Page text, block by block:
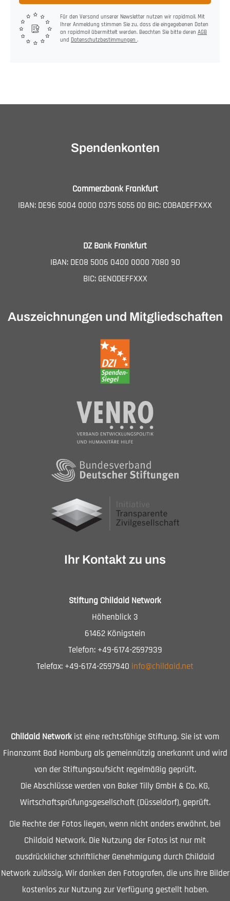
Für den Versand unserer Newsletter nutzen wir rapidmail. Mit
Ihrer Anmeldung stimmen Sie zu, dass die eingegebenen Daten
an rapidmail übermittelt werden. Beachten Sie bitte deren AGB
und Datenschutzbestimmungen .
Spendenkonten
Commerzbank Frankfurt
IBAN: DE96 5004 0000 0375 5055 00 BIC: COBADEFFXXX
DZ Bank Frankfurt
IBAN: DE08 5006 0400 0000 7080 90
BIC: GENODEFFXXX
Auszeichnungen und Mitgliedschaften
Ihr Kontakt zu uns
Stiftung Childaid Network
Höhenblick 3
61462 Königstein
Telefon: +49-6174-2597939
Telefax: +49-6174-2597940 info@childaid.net
Childaid Network ist eine rechtsfähige Stiftung. Sie ist vom
Finanzamt Bad Homburg als gemeinnützig anerkannt und wird
von der Stiftungsaufsicht regelmäßig geprüft.
Die Abschlüsse werden von Baker Tilly GmbH & Co. KG,
Wirtschaftsprüfungsgesellschaft (Düsseldorf), geprüft.
Die Rechte der Fotos liegen, wenn nicht anders erwähnt, bei
Childaid Network. Die Nutzung der Fotos ist nur mit
ausdrücklicher schriftlicher Genehmigung durch Childaid
Network zulässig. Wir danken den Fotografen, die uns ihre Bilder
kostenlos zur Nutzung zur Verfügung gestellt haben.